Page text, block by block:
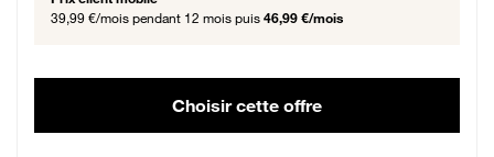
39,99 €/mois pendant 12 mois puis 46,99 €/mois
Choisir cette offre